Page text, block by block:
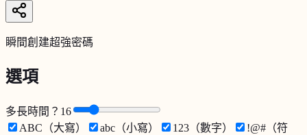
瞬間創建超強密碼
選項
多長時間？ 16
ABC（大寫）
abc（小寫） 123（數字）
!@#（符